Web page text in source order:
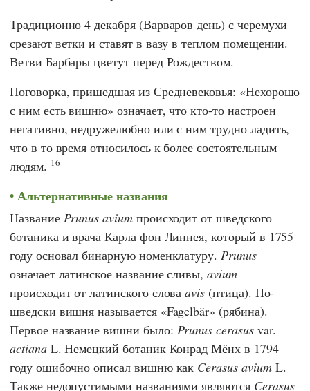
Традиционно 4 декабря (Варваров день) с черемухи
срезают ветки и ставят в вазу в теплом помещении.
Ветви Барбары цветут перед Рождеством.
Поговорка, пришедшая из Средневековья: «Нехорошо
с ним есть вишню» означает, что кто-то настроен
негативно, недружелюбно или с ним трудно ладить,
что в то время относилось к более состоятельным
людям. 16
Альтернативные названия
Название Prunus aviumпроисходит от шведского
ботаника и врачаКарла фон Линнея, который в 1755
году основал бинарную номенклатуру.Prunus
означает латинское название сливы,avium
происходит от латинского словаavis (птица). По-
шведски вишня называется «Fagelbär» (рябина).
Первое название вишни было: Prunus cerasusvar.
actianaL. Немецкий ботаник Конрад Мёнхв 1794
году ошибочно описал вишню как Cerasus aviumL.
Также недопустимыми названиями являются Cerasus